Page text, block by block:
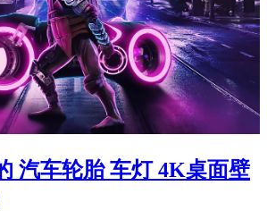
汽车轮胎 车灯 4K桌面壁